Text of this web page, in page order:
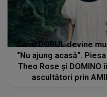
Când DORUL devine
"Nu ajung acasă".
Theo Rose și DOMINO
ascultători prin